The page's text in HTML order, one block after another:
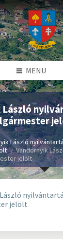
MENU
László
László
Vandornyik
jelölt
jelölt